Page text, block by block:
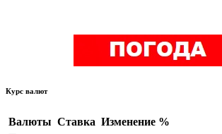
Курс валют
Валюты Ставка Изменение %